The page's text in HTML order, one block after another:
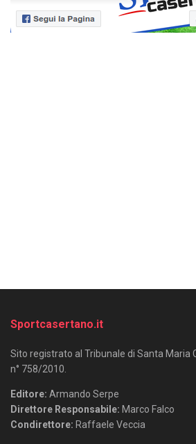
Sportcasertano.it
Sito registrato al Tribunale di Santa Maria
n° 758/2010.
Editore: Armando Serpe
Direttore Responsabile: Marco Falco
Condirettore: Raffaele Veccia